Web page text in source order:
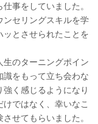
事をしていました。
ンセリングスキルを学
とさせられたことを
のターニングポイン
識をもって立ち会わな
く感じるようになり
ではなく、幸いなこ
せてもらいました。